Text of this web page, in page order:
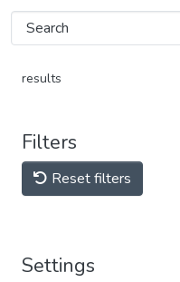
results
Filters
Reset filters
Settings